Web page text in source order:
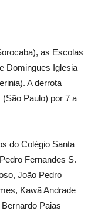
as Escolas
Domingues Iglesia
A derrota
Paulo) por 7 a
do Colégio Santa
Fernandes S.
João Pedro
Kawã Andrade
Paias